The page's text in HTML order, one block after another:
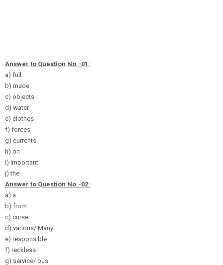
Answer to Question No.-01:
a) full
b) made
c) objects
d) water
e) clothes
f) forces
g) currents
h) on
i) important
j) the
Answer to Question No.-02:
a) a
b) from
c) curse
d) various/ Many
e) responsible
f) reckless
g) service/ bus